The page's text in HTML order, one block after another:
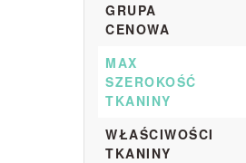
GRUPA
CENOWA
MAX
SZEROKOŚĆ
TKANINY
WŁAŚCIWOŚCI
TKANINY